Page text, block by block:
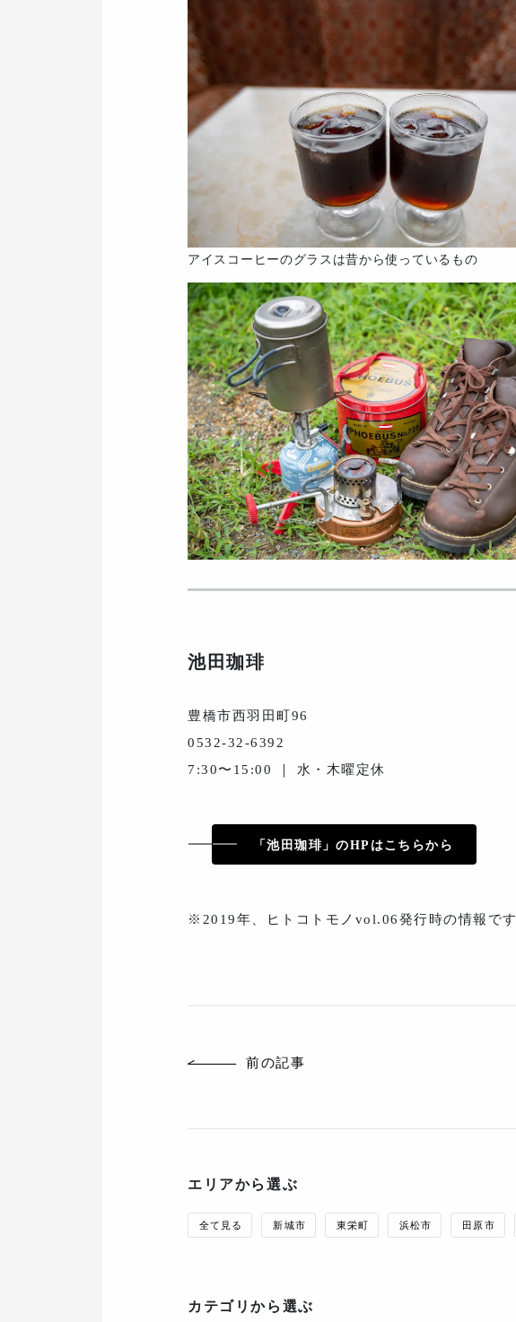
アイスコーヒーのグラスは昔から使っているもの
池田珈琲
豊橋市西羽田町96
0532-32-6392
7:30〜15:00 ｜ 水・木曜定休
「池田珈琲」のHPはこちらから
※2019年、ヒトコトモノvol.06発行時の情報です
前の記事
エリアから選ぶ
全て見る 新城市 東栄町 浜松市 田原市
カテゴリから選ぶ